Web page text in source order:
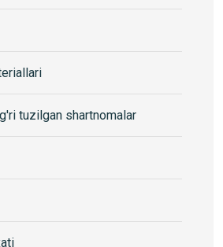
tuzilgan shartnomalar